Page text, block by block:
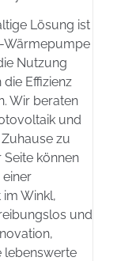
Lösung ist
Wärmepumpe
Nutzung
Effizienz
Wir beraten
und
zu
Seite können
einer
Winkl,
und
lebenswerte